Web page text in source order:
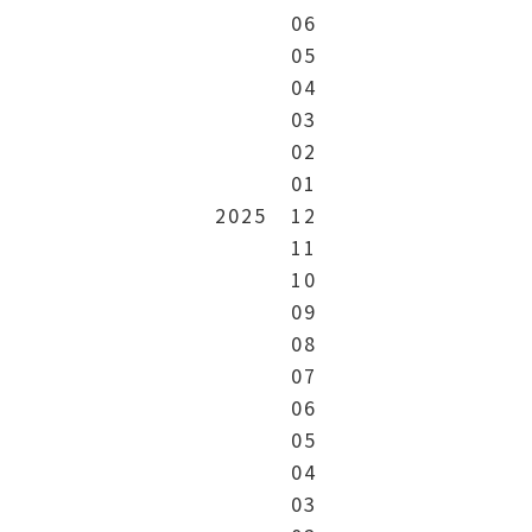
06
05
04
03
02
01
2025
12
11
10
09
08
07
06
05
04
03